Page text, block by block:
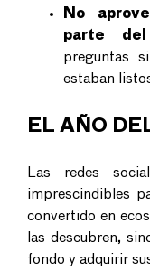
No
parte
preguntas
estaban
EL AÑO
Las redes
imprescindibles
convertido en
las descubren,
fondo y adquirir